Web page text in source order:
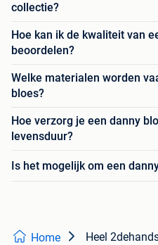
collectie?
Hoe kan ik de kwaliteit van
beoordelen?
Welke materialen worden
bloes?
Hoe verzorg je een danny
levensduur?
Is het mogelijk om een
Home Heel